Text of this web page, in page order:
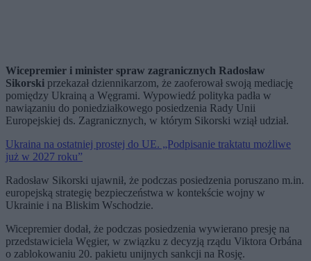
Wicepremier i minister spraw zagranicznych Radosław
Sikorski przekazał dziennikarzom, że zaoferował swoją mediację
pomiędzy Ukrainą a Węgrami. Wypowiedź polityka padła w
nawiązaniu do poniedziałkowego posiedzenia Rady Unii
Europejskiej ds. Zagranicznych, w którym Sikorski wziął udział.
Ukraina na ostatniej prostej do UE. „Podpisanie traktatu możliwe
już w 2027 roku”
Radosław Sikorski ujawnił, że podczas posiedzenia poruszano m.in.
europejską strategię bezpieczeństwa w kontekście wojny w
Ukrainie i na Bliskim Wschodzie.
Wicepremier dodał, że podczas posiedzenia wywierano presję na
przedstawiciela Węgier, w związku z decyzją rządu Viktora Orbána
o zablokowaniu 20. pakietu unijnych sankcji na Rosję.